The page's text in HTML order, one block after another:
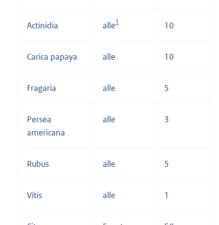
Actinidia alle1 10
Carica papaya alle 10
Fragaria alle 5
Persea
americana
alle 3
Rubus alle 5
Vitis alle 1